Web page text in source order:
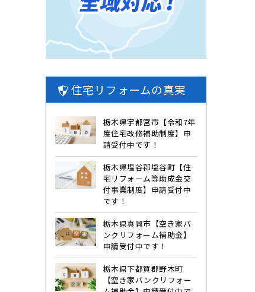
住宅リフォームの真実
栃木県宇都宮市【令和7年
度住宅改修補助制度】申
請受付中です！
栃木県塩谷郡塩谷町【住
宅リフォーム等助成金交
付事業制度】申請受付中
です！
栃木県真岡市【空き家バ
ンクリフォーム補助金】
申請受付中です！
栃木県下都賀郡野木町
【空き家バンクリフォー